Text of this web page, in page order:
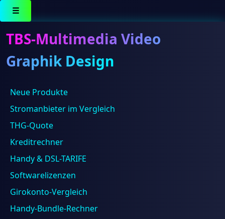
☰
TBS-Multimedia Video
Graphik Design
Neue Produkte
Stromanbieter im Vergleich
THG-Quote
Kreditrechner
Handy & DSL-TARIFE
Softwarelizenzen
Girokonto-Vergleich
Handy-Bundle-Rechner
Ergebnisse 1 – 16 von 26 werden angezeigt
JBL JBL »Charge 5«, tragbarer wasserdichter Lautsprecher
mit Powerbank